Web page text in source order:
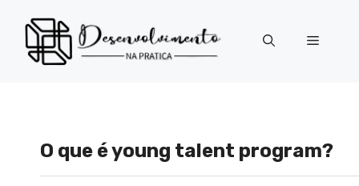
para
conteúdo
Menu
O que é young talent program?